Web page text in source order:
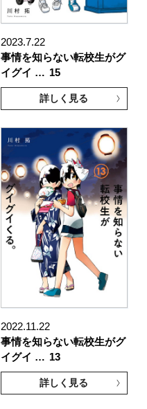
2023.7.22
事情を知らない転校生がグ
イグイ … 15
詳しく見る
2022.11.22
事情を知らない転校生がグ
イグイ … 13
詳しく見る